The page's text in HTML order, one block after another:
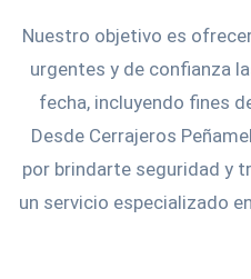
Nuestro objetivo es
urgentes y de confianza
fecha, incluyendo fines
Desde Cerrajeros
por brindarte seguridad y
un servicio especializado